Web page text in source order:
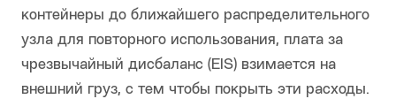
контейнеры до ближайшего распределительного
узла для повторного использования, плата за
чрезвычайный дисбаланс (EIS) взимается на
внешний груз, с тем чтобы покрыть эти расходы.